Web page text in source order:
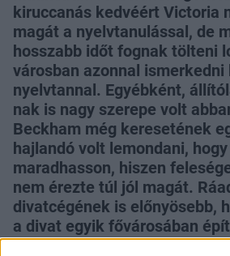
kiruccanás kedvéért Victoria
magát a nyelvtanulással, de
hosszabb időt fognak tölteni
városban azonnal
nyelvtannal. Egyébként,
nak is nagy szerepe volt
Beckham még keresetének
hajlandó volt lemondani,
maradhasson, hiszen
nem érezte túl jól magát.
divatcégének is előnyösebb,
a divat egyik fővárosában
kapcsolatait.